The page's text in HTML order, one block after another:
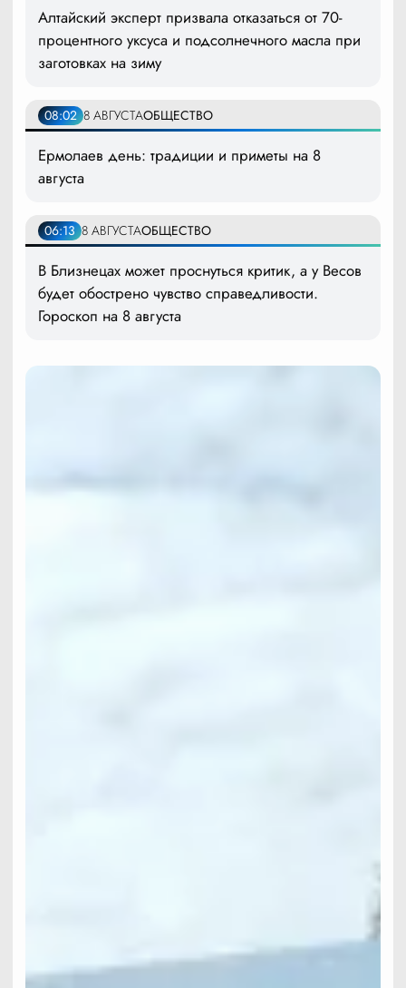
Алтайский эксперт призвала отказаться от 70-
процентного уксуса и подсолнечного масла при
заготовках на зиму
08:02 8 АВГУСТАОБЩЕСТВО
Ермолаев день: традиции и приметы на 8
августа
06:13 8 АВГУСТАОБЩЕСТВО
В Близнецах может проснуться критик, а у Весов
будет обострено чувство справедливости.
Гороскоп на 8 августа